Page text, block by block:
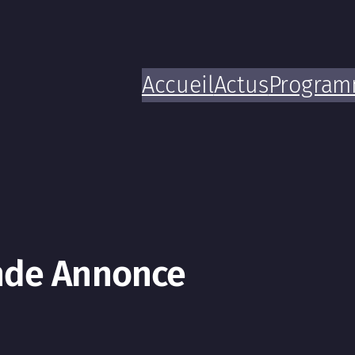
AccueilActus
Annonce